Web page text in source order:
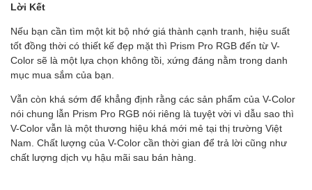
Lời Kết
Nếu bạn cần tìm một kit bộ nhớ giá thành cạnh tranh, hiệu suất
tốt đồng thời có thiết kế đẹp mặt thì Prism Pro RGB đến từ V-
Color sẽ là một lựa chọn không tồi, xứng đáng nằm trong danh
mục mua sắm của bạn.
Vẫn còn khá sớm để khẳng định rằng các sản phẩm của V-Color
nói chung lẫn Prism Pro RGB nói riêng là tuyệt vời vì dẫu sao thì
V-Color vẫn là một thương hiệu khá mới mẻ tại thị trường Việt
Nam. Chất lượng của V-Color cần thời gian để trả lời cũng như
chất lượng dịch vụ hậu mãi sau bán hàng.